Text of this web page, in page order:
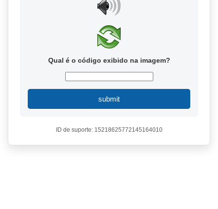
Qual é o código exibido na imagem?
submit
ID de suporte: 15218625772145164010